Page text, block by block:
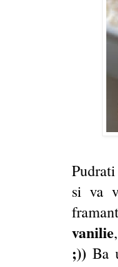
si va
vanilie,
;)) Ba